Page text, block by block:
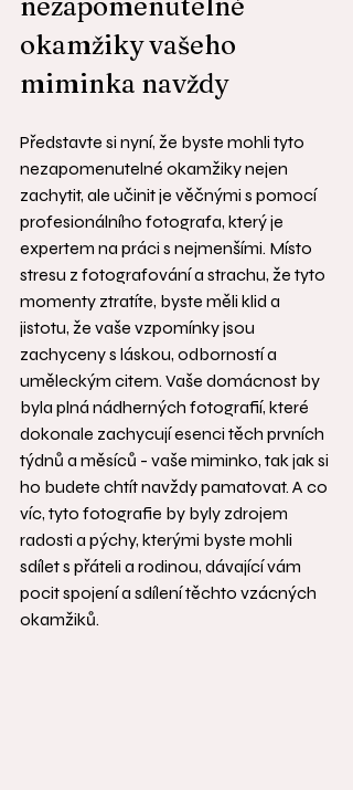
nezapomenutelné
okamžiky vašeho
miminka navždy
Představte si nyní, že byste mohli tyto
nezapomenutelné okamžiky nejen
zachytit, ale učinit je věčnými s pomocí
profesionálního fotografa, který je
expertem na práci s nejmenšími. Místo
stresu z fotografování a strachu, že tyto
momenty ztratíte, byste měli klid a
jistotu, že vaše vzpomínky jsou
zachyceny s láskou, odborností a
uměleckým citem. Vaše domácnost by
byla plná nádherných fotografií, které
dokonale zachycují esenci těch prvních
týdnů a měsíců - vaše miminko, tak jak si
ho budete chtít navždy pamatovat. A co
víc, tyto fotografie by byly zdrojem
radosti a pýchy, kterými byste mohli
sdílet s přáteli a rodinou, dávající vám
pocit spojení a sdílení těchto vzácných
okamžiků.